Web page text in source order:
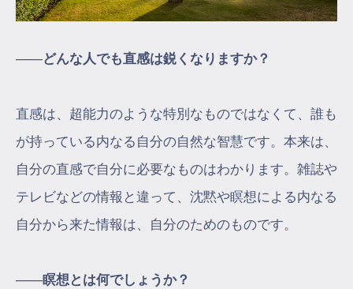
――どんな人でも直感は鋭くなりますか？
直感は、超能力のような特別なものではなくて、誰も
が持っている内なる自分の自然な智慧です。本来は、
自分の直感で自分に必要なものはわかります。雑誌や
テレビなどの情報と違って、沈黙や瞑想による内なる
自分から来た情報は、自分のためのものです。
――瞑想とは何でしょうか？